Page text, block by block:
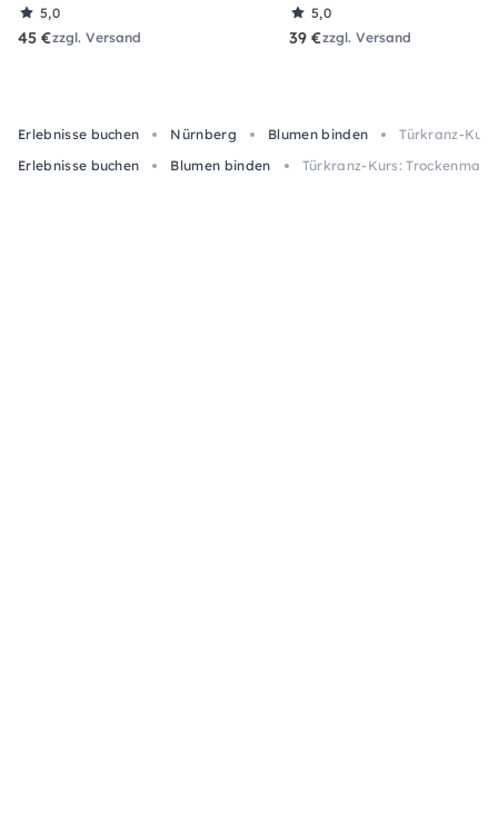
5,0
45 €zzgl. Versand
5,0
39 €zzgl. Versand
Erlebnisse buchen Nürnberg Blumen binden
Türkranz-
Erlebnisse buchen
Blumen binden Türkranz-Kurs: